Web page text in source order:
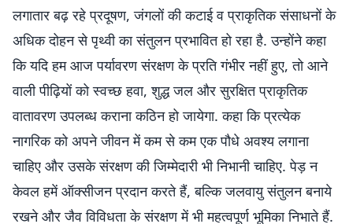
लगातार बढ़ रहे प्रदूषण, जंगलों की कटाई व प्राकृतिक संसाधनों के
अधिक दोहन से पृथ्वी का संतुलन प्रभावित हो रहा है. उन्होंने कहा
कि यदि हम आज पर्यावरण संरक्षण के प्रति गंभीर नहीं हुए, तो आने
वाली पीढ़ियों को स्वच्छ हवा, शुद्ध जल और सुरक्षित प्राकृतिक
वातावरण उपलब्ध कराना कठिन हो जायेगा. कहा कि प्रत्येक
नागरिक को अपने जीवन में कम से कम एक पौधे अवश्य लगाना
चाहिए और उसके संरक्षण की जिम्मेदारी भी निभानी चाहिए. पेड़ न
केवल हमें ऑक्सीजन प्रदान करते हैं, बल्कि जलवायु संतुलन बनाये
रखने और जैव विविधता के संरक्षण में भी महत्वपूर्ण भूमिका निभाते हैं.